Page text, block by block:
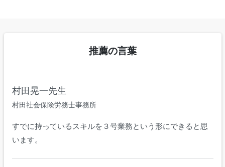
推薦の言葉
村田晃一先生
村田社会保険労務士事務所
すでに持っているスキルを３号業務という形にできると思
います。